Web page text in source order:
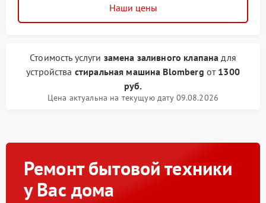
Наши цены
Стоимость услуги замена заливного клапана для
устройства стиральная машина Blomberg от 1300
руб.
Цена актуальна на текущую дату 09.08.2026
Ремонт бытовой техники
у Вас дома